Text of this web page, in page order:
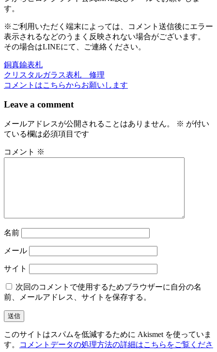
す。
※ご利用いただく端末によっては、コメント送信後にエラー
表示されるなどのうまく反映されない場合がございます。
その場合はLINEにて、ご連絡ください。
投
稿
ナ
ゲ
シ
銅真鍮表札
クリスタルガラス表札 修理
コメントはこちらからお願いします
Leave a comment
メールアドレスが公開されることはありません。 ※ が付い
ている欄は必須項目です
コメント ※
名前
メール
サイト
次回のコメントで使用するためブラウザーに自分の名
前、メールアドレス、サイトを保存する。
このサイトはスパムを低減するために Akismet を使っていま
す。
コメントデータの処理方法の詳細はこちらをご覧くださ